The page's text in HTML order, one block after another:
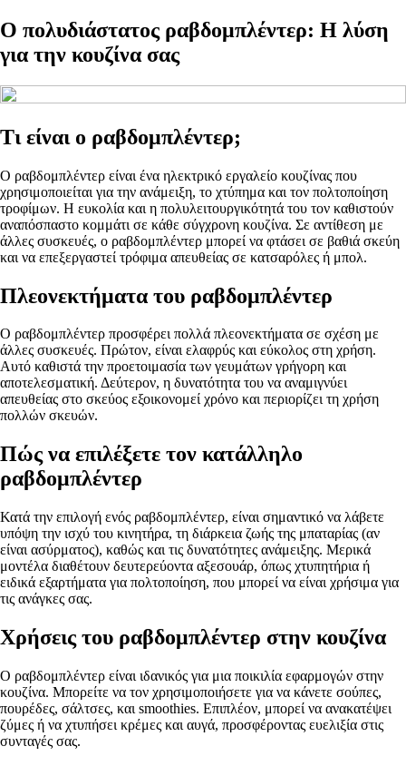
Ο πολυδιάστατος ραβδομπλέντερ: Η λύση
για την κουζίνα σας
Τι είναι ο ραβδομπλέντερ;
Ο ραβδομπλέντερ είναι ένα ηλεκτρικό εργαλείο κουζίνας που
χρησιμοποιείται για την ανάμειξη, το χτύπημα και τον πολτοποίηση
τροφίμων. Η ευκολία και η πολυλειτουργικότητά του τον καθιστούν
αναπόσπαστο κομμάτι σε κάθε σύγχρονη κουζίνα. Σε αντίθεση με
άλλες συσκευές, ο ραβδομπλέντερ μπορεί να φτάσει σε βαθιά σκεύη
και να επεξεργαστεί τρόφιμα απευθείας σε κατσαρόλες ή μπολ.
Πλεονεκτήματα του ραβδομπλέντερ
Ο ραβδομπλέντερ προσφέρει πολλά πλεονεκτήματα σε σχέση με
άλλες συσκευές. Πρώτον, είναι ελαφρύς και εύκολος στη χρήση.
Αυτό καθιστά την προετοιμασία των γευμάτων γρήγορη και
αποτελεσματική. Δεύτερον, η δυνατότητα του να αναμιγνύει
απευθείας στο σκεύος εξοικονομεί χρόνο και περιορίζει τη χρήση
πολλών σκευών.
Πώς να επιλέξετε τον κατάλληλο
ραβδομπλέντερ
Κατά την επιλογή ενός ραβδομπλέντερ, είναι σημαντικό να λάβετε
υπόψη την ισχύ του κινητήρα, τη διάρκεια ζωής της μπαταρίας (αν
είναι ασύρματος), καθώς και τις δυνατότητες ανάμειξης. Μερικά
μοντέλα διαθέτουν δευτερεύοντα αξεσουάρ, όπως χτυπητήρια ή
ειδικά εξαρτήματα για πολτοποίηση, που μπορεί να είναι χρήσιμα για
τις ανάγκες σας.
Χρήσεις του ραβδομπλέντερ στην κουζίνα
Ο ραβδομπλέντερ είναι ιδανικός για μια ποικιλία εφαρμογών στην
κουζίνα. Μπορείτε να τον χρησιμοποιήσετε για να κάνετε σούπες,
πουρέδες, σάλτσες, και smoothies. Επιπλέον, μπορεί να ανακατέψει
ζύμες ή να χτυπήσει κρέμες και αυγά, προσφέροντας ευελιξία στις
συνταγές σας.